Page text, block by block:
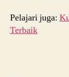
Pelajari juga:
Terbaik